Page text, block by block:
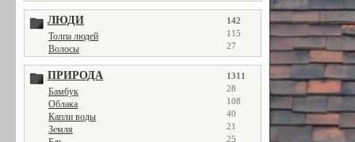
ЛЮДИ 142
Толпа людей 115
Волосы 27
ПРИРОДА 1311
Бамбук 28
Облака 108
Капли воды 40
Земля 21
25